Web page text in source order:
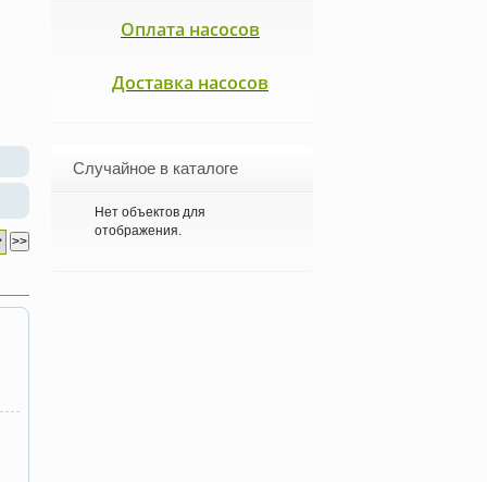
Оплата насосов
Доставка насосов
Случайное в каталоге
Нет объектов для
отображения.